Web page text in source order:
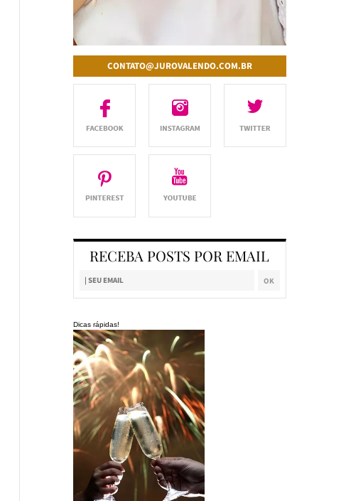
CONTATO@JUROVALENDO.COM.BR
RECEBA POSTS POR EMAIL
Dicas rápidas!